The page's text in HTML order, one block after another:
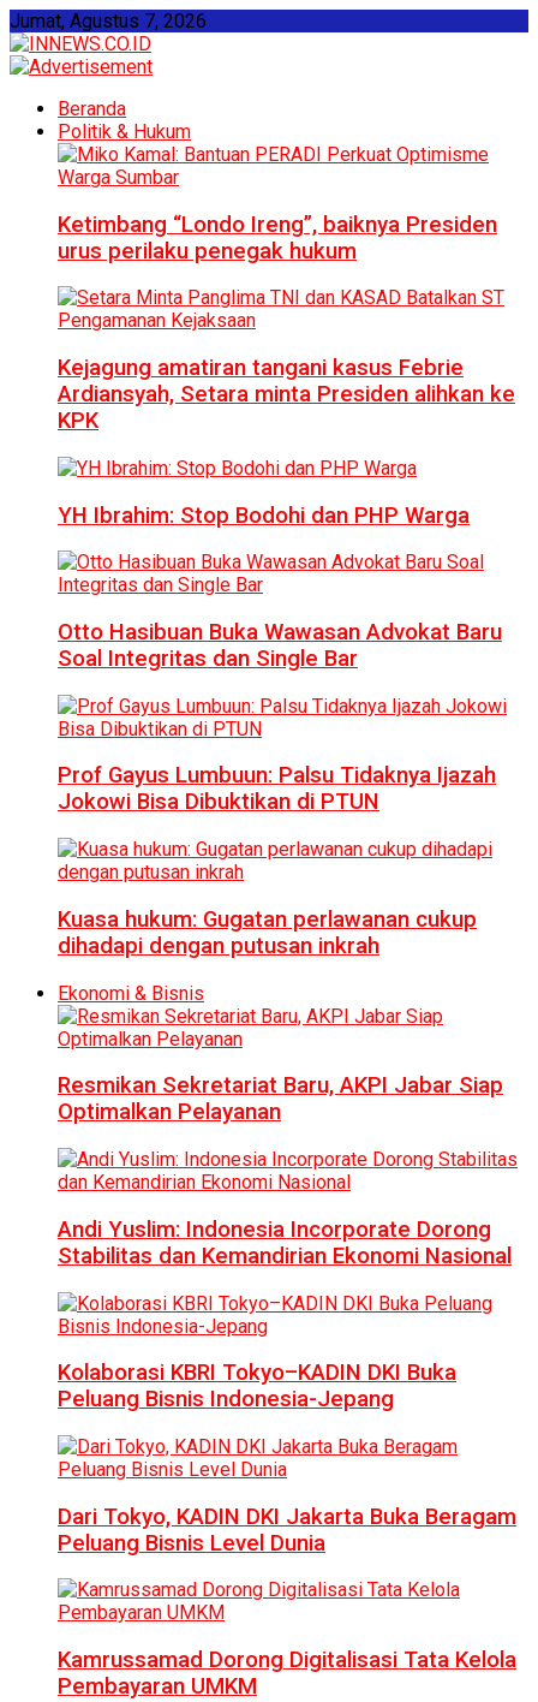
Jumat, Agustus 7, 2026
Beranda
Politik & Hukum
Ketimbang “Londo Ireng”, baiknya Presiden
urus perilaku penegak hukum
Kejagung amatiran tangani kasus Febrie
Ardiansyah, Setara minta Presiden alihkan ke
KPK
YH Ibrahim: Stop Bodohi dan PHP Warga
Otto Hasibuan Buka Wawasan Advokat Baru
Soal Integritas dan Single Bar
Prof Gayus Lumbuun: Palsu Tidaknya Ijazah
Jokowi Bisa Dibuktikan di PTUN
Kuasa hukum: Gugatan perlawanan cukup
dihadapi dengan putusan inkrah
Ekonomi & Bisnis
Resmikan Sekretariat Baru, AKPI Jabar Siap
Optimalkan Pelayanan
Andi Yuslim: Indonesia Incorporate Dorong
Stabilitas dan Kemandirian Ekonomi Nasional
Kolaborasi KBRI Tokyo–KADIN DKI Buka
Peluang Bisnis Indonesia-Jepang
Dari Tokyo, KADIN DKI Jakarta Buka Beragam
Peluang Bisnis Level Dunia
Kamrussamad Dorong Digitalisasi Tata Kelola
Pembayaran UMKM